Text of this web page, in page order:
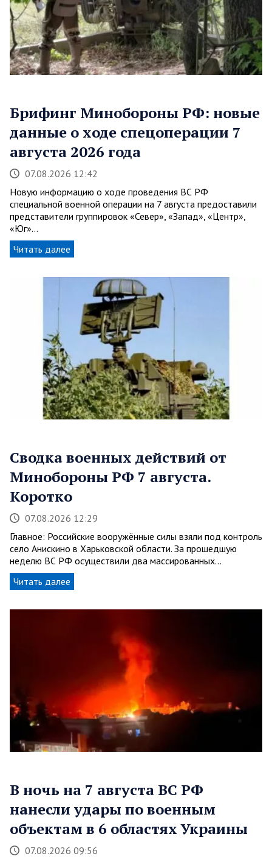
Брифинг Минобороны РФ: новые
данные о ходе спецоперации 7
августа 2026 года
07.08.2026 12:42
Новую информацию о ходе проведения ВС РФ
специальной военной операции на 7 августа предоставили
представители группировок «Север», «Запад», «Центр»,
«Юг»…
Читать далее
Сводка военных действий от
Минобороны РФ 7 августа.
Коротко
07.08.2026 12:29
Главное: Российские вооружённые силы взяли под контроль
село Анискино в Харьковской области. За прошедшую
неделю ВС РФ осуществили два массированных…
Читать далее
В ночь на 7 августа ВС РФ
нанесли удары по военным
объектам в 6 областях Украины
07.08.2026 09:56